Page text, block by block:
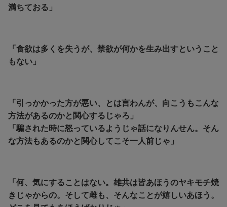
満ちておる」
「食欲は多くを失うが、禁欲が何かを生み出すということ
もない」
「引っかかった方が悪い、とは言わんが、向こうもこんな
方法があるのかと関心するじゃろ」
「騙された時に怒っているようじゃ話になりんせん。そん
な方法もあるのかと関心してこそ一人前じゃ」
「何、気にすることはない。雄共は皆あほうのヤキモチ焼
きじゃからの。そして雌も、そんなことが嬉しいあほう。